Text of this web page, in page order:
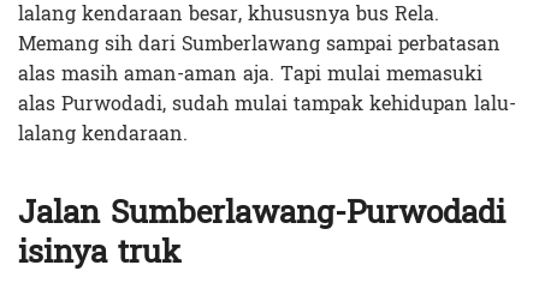
lalang kendaraan besar, khususnya bus Rela.
Memang sih dari Sumberlawang sampai perbatasan
alas masih aman-aman aja. Tapi mulai memasuki
alas Purwodadi, sudah mulai tampak kehidupan lalu-
lalang kendaraan.
Jalan Sumberlawang-Purwodadi
isinya truk